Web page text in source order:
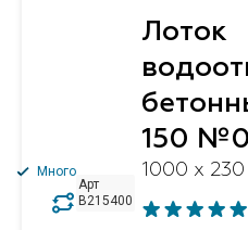
Арт
B215400
Много
Лоток
150
1000 x